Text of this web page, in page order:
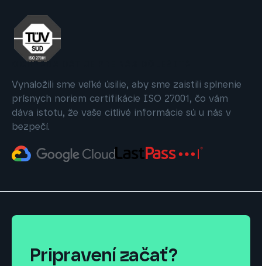
Vynaložili sme veľké úsilie, aby sme zaistili splnenie
prísnych noriem certifikácie ISO 27001, čo vám
dáva istotu, že vaše citlivé informácie sú u nás v
bezpečí.
Pripravení začať?